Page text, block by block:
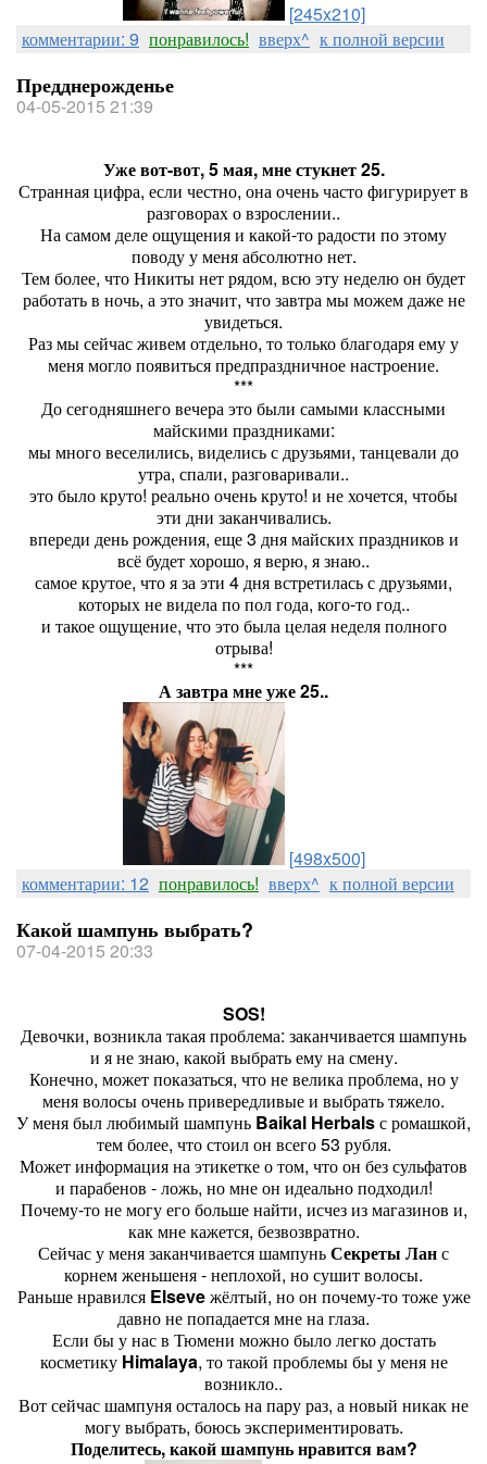
[245x210]
комментарии: 9 понравилось! вверх^ к полной версии
Предднерожденье
04-05-2015 21:39
Уже вот-вот, 5 мая, мне стукнет 25.
Странная цифра, если честно, она очень часто фигурирует в
разговорах о взрослении..
На самом деле ощущения и какой-то радости по этому
поводу у меня абсолютно нет.
Тем более, что Никиты нет рядом, всю эту неделю он будет
работать в ночь, а это значит, что завтра мы можем даже не
увидеться.
Раз мы сейчас живем отдельно, то только благодаря ему у
меня могло появиться предпраздничное настроение.
***
До сегодняшнего вечера это были самыми классными
майскими праздниками:
мы много веселились, виделись с друзьями, танцевали до
утра, спали, разговаривали..
это было круто! реально очень круто! и не хочется, чтобы
эти дни заканчивались.
впереди день рождения, еще 3 дня майских праздников и
всё будет хорошо, я верю, я знаю..
самое крутое, что я за эти 4 дня встретилась с друзьями,
которых не видела по пол года, кого-то год..
и такое ощущение, что это была целая неделя полного
отрыва!
***
А завтра мне уже 25..
[498x500]
комментарии: 12 понравилось! вверх^ к полной версии
Какой шампунь выбрать?
07-04-2015 20:33
SOS!
Девочки, возникла такая проблема: заканчивается шампунь
и я не знаю, какой выбрать ему на смену.
Конечно, может показаться, что не велика проблема, но у
меня волосы очень привередливые и выбрать тяжело.
У меня был любимый шампунь Baikal Herbalsс ромашкой,
тем более, что стоил он всего 53 рубля.
Может информация на этикетке о том, что он без сульфатов
и парабенов - ложь, но мне он идеально подходил!
Почему-то не могу его больше найти, исчез из магазинов и,
как мне кажется, безвозвратно.
Сейчас у меня заканчивается шампуньСекреты Ланс
корнем женьшеня - неплохой, но сушит волосы.
Раньше нравился Elseveжёлтый, но он почему-то тоже уже
давно не попадается мне на глаза.
Если бы у нас в Тюмени можно было легко достать
косметику Himalaya, то такой проблемы бы у меня не
возникло..
Вот сейчас шампуня осталось на пару раз, а новый никак не
могу выбрать, боюсь экспериментировать.
Поделитесь, какой шампунь нравится вам?